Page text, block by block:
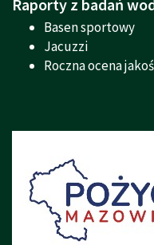
Raporty z badań
Basen sportowy
Jacuzzi
Roczna ocena